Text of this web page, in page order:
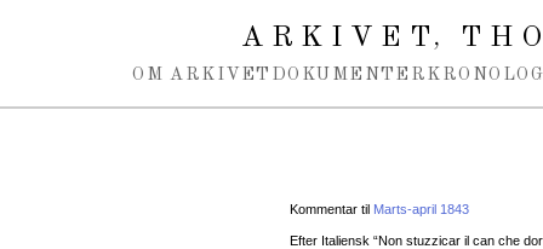
ARKIVET,
OM ARKIVET DOKUMENTER
Kommentar til Marts-april 1843
Efter Italiensk “Non stuzzicar il can che